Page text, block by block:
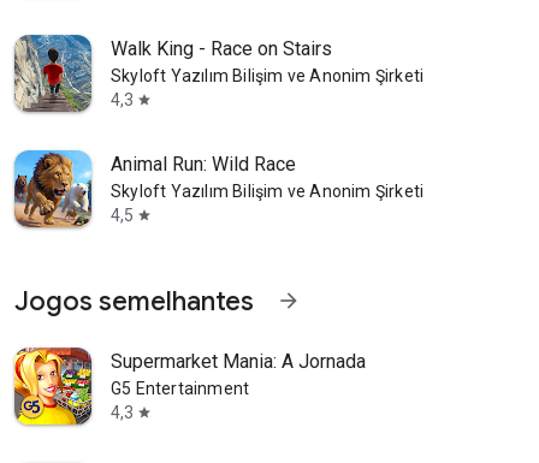
Walk King - Race on Stairs
Skyloft Yazılım Bilişim ve Anonim Şirketi
4,3 star
Animal Run: Wild Race
Skyloft Yazılım Bilişim ve Anonim Şirketi
4,5 star
Jogos semelhantes arrow_forward
Supermarket Mania: A Jornada
G5 Entertainment
4,3 star